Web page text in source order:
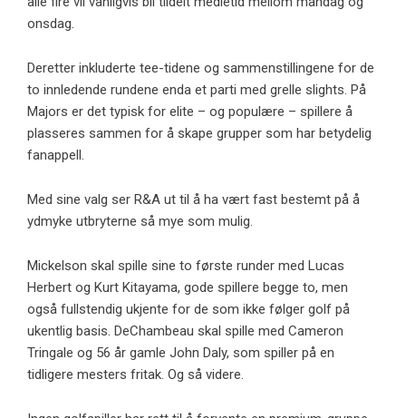
onsdag.
Deretter inkluderte tee-tidene og sammenstillingene for de
to innledende rundene enda et parti med grelle slights. På
Majors er det typisk for elite – og populære – spillere å
plasseres sammen for å skape grupper som har betydelig
fanappell.
Med sine valg ser R&A ut til å ha vært fast bestemt på å
ydmyke utbryterne så mye som mulig.
Mickelson skal spille sine to første runder med Lucas
Herbert og Kurt Kitayama, gode spillere begge to, men
også fullstendig ukjente for de som ikke følger golf på
ukentlig basis. DeChambeau skal spille med Cameron
Tringale og 56 år gamle John Daly, som spiller på en
tidligere mesters fritak. Og så videre.